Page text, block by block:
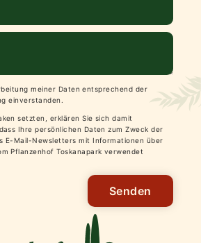
meiner Daten entsprechend der
einverstanden.
setzten, erklären Sie sich damit
Ihre persönlichen Daten zum Zweck der
E-Mail-Newsletters mit Informationen über
Pflanzenhof Toskanapark verwendet
Senden